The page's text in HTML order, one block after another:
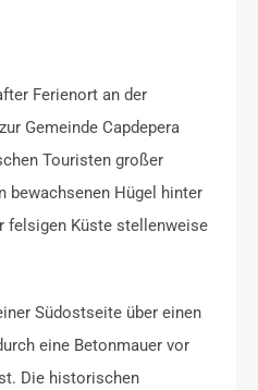
Ferienort an der
Gemeinde Capdepera
Touristen großer
bewachsenen Hügel hinter
felsigen Küste stellenweise
Südostseite über einen
eine Betonmauer vor
Die historischen